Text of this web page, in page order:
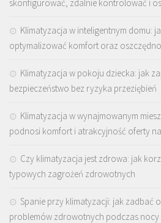
skonfigurować, zdalnie kontrolować i
Klimatyzacja w inteligentnym domu:
optymalizować komfort oraz
Klimatyzacja w pokoju dziecka: jak
bezpieczeństwo bez ryzyka przeziębień
Klimatyzacja w wynajmowanym
podnosi komfort i atrakcyjność oferty
Czy klimatyzacja jest zdrowa: jak
typowych zagrożeń zdrowotnych
Spanie przy klimatyzacji: jak zadbać
problemów zdrowotnych podczas nocy